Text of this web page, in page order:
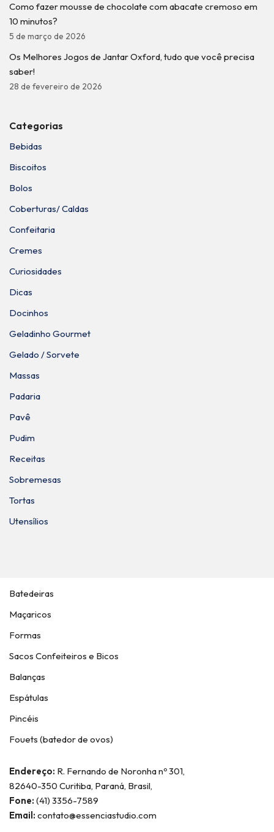
Como fazer mousse de chocolate com abacate cremoso em
10 minutos?
5 de março de 2026
Os Melhores Jogos de Jantar Oxford, tudo que você precisa
saber!
28 de fevereiro de 2026
Categorias
Bebidas
Biscoitos
Bolos
Coberturas/ Caldas
Confeitaria
Cremes
Curiosidades
Dicas
Docinhos
Geladinho Gourmet
Gelado / Sorvete
Massas
Padaria
Pavê
Pudim
Receitas
Sobremesas
Tortas
Utensílios
Batedeiras
Maçaricos
Formas
Sacos Confeiteiros e Bicos
Balanças
Espátulas
Pincéis
Fouets (batedor de ovos)
Endereço: R. Fernando de Noronha nº 301,
82640-350 Curitiba, Paraná, Brasil,
Fone: (41) 3356-7589
Email: contato@essenciastudio.com